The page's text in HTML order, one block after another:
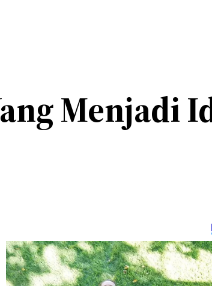
Menjadi